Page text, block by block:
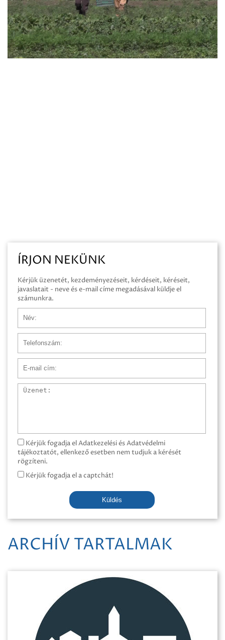
ÍRJON NEKÜNK
Kérjük üzenetét, kezdeményezéseit, kérdéseit, kéréseit,
javaslatait - neve és e-mail címe megadásával küldje el
számunkra.
Név
Telefonszám
E-mail cím
Üzenet
Kérjük fogadja el Adatkezelési és Adatvédelmi
tájékoztatót, ellenkező esetben nem tudjuk a kérését
rögzíteni.
Kérjük fogadja el a captchát!
Küldés
ARCHÍV TARTALMAK